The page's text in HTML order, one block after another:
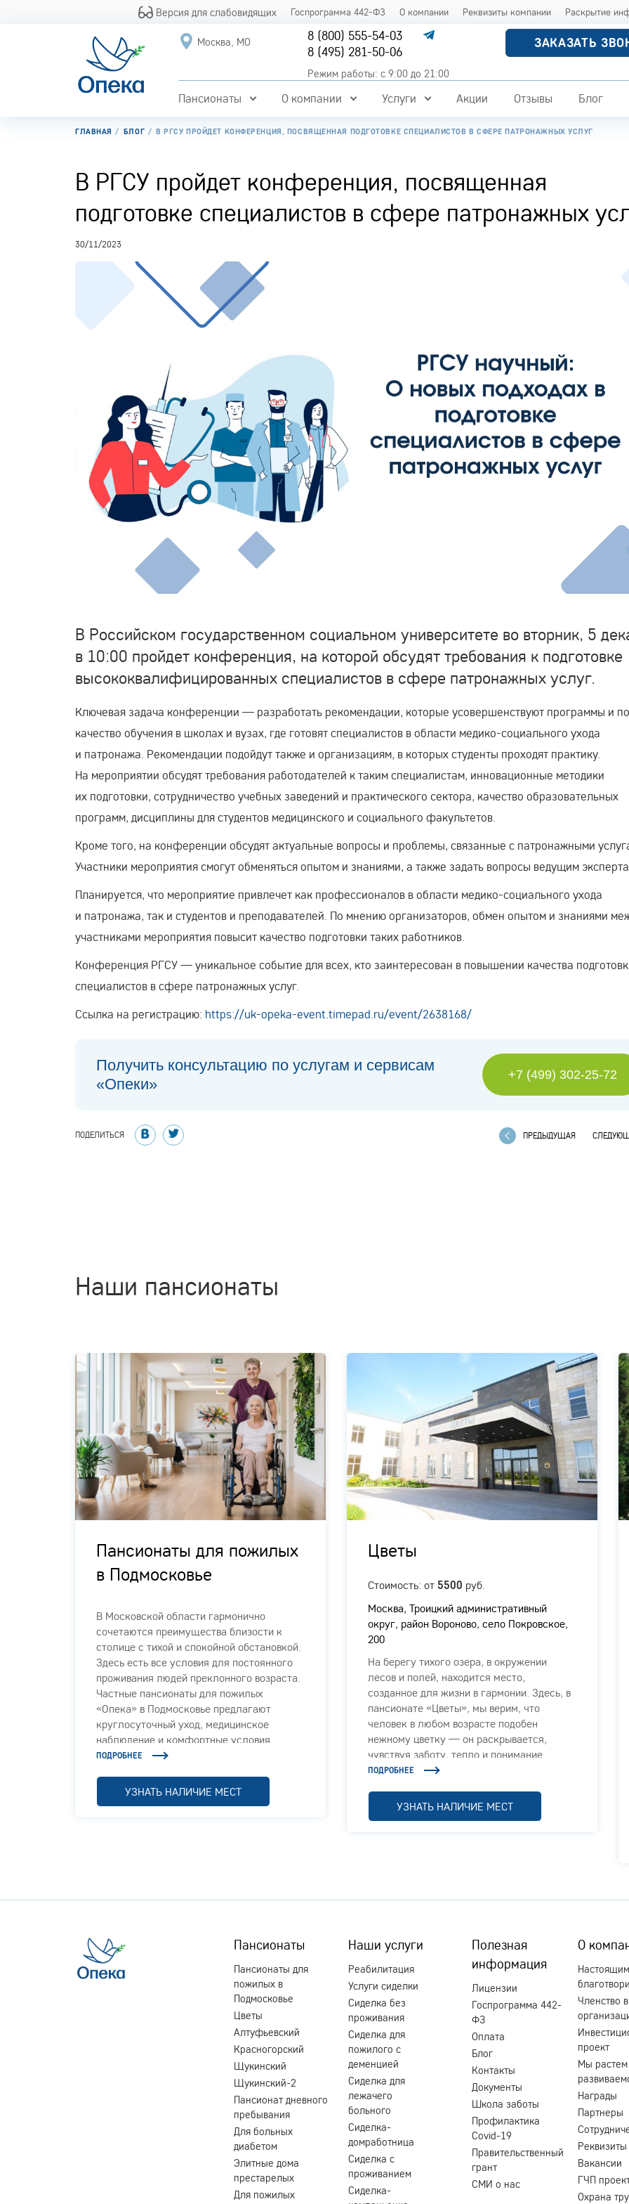
Версия для слабовидящих Госпрограмма 442-ФЗ О компании Реквизиты компании Раскрытие
Москва, МО
8 (800) 555-54-03
8 (495) 281-50-06
Режим работы: с 9:00 до 21:00
ЗАКАЗАТЬ
Пансионаты О компании Услуги Акции Отзывы Блог
ГЛАВНАЯ БЛОГ В РГСУ ПРОЙДЕТ КОНФЕРЕНЦИЯ, ПОСВЯЩЕННАЯ ПОДГОТОВКЕ СПЕЦИАЛИСТОВ В СФЕРЕ ПАТРОНАЖНЫХ УСЛУГ
В РГСУ пройдет конференция, посвященная
подготовке специалистов в сфере патронажных
30/11/2023
В Российском государственном социальном университете во вторник, 5
в 10:00 пройдет конференция, на которой обсудят требования к подготовке
высококвалифицированных специалистов в сфере патронажных услуг.
Ключевая задача конференции — разработать рекомендации, которые усовершенствуют программы и
качество обучения в школах и вузах, где готовят специалистов в области медико-социального ухода
и патронажа. Рекомендации подойдут также и организациям, в которых студенты проходят практику.
На мероприятии обсудят требования работодателей к таким специалистам, инновационные методики
их подготовки, сотрудничество учебных заведений и практического сектора, качество образовательных
программ, дисциплины для студентов медицинского и социального факультетов.
Кроме того, на конференции обсудят актуальные вопросы и проблемы, связанные с патронажными
Участники мероприятия смогут обменяться опытом и знаниями, а также задать вопросы ведущим
Планируется, что мероприятие привлечет как профессионалов в области медико-социального ухода
и патронажа, так и студентов и преподавателей. По мнению организаторов, обмен опытом и знаниями
участниками мероприятия повысит качество подготовки таких работников.
Конференция РГСУ — уникальное событие для всех, кто заинтересован в повышении качества
специалистов в сфере патронажных услуг.
Ссылка на регистрацию: https://uk-opeka-event.timepad.ru/event/2638168/
Получить консультацию по услугам и сервисам
«Опеки»
+7 (499) 302-25-72
ПОДЕЛИТЬСЯ ПРЕДЫДУЩАЯ
Наши пансионаты
Пансионаты для пожилых
в Подмосковье
В Московской области гармонично
сочетаются преимущества близости к
столице с тихой и спокойной обстановкой.
Здесь есть все условия для постоянного
проживания людей преклонного возраста.
Частные пансионаты для пожилых
«Опека» в Подмосковье предлагают
круглосуточный уход, медицинское
наблюдение и комфортные условия.
ПОДРОБНЕЕ
УЗНАТЬ НАЛИЧИЕ МЕСТ
Цветы
Стоимость: от 5500 руб.
Москва, Троицкий административный
округ, район Вороново, село Покровское,
200
На берегу тихого озера, в окружении
лесов и полей, находится место,
созданное для жизни в гармонии. Здесь, в
пансионате «Цветы», мы верим, что
человек в любом возрасте подобен
нежному цветку — он раскрывается,
чувствуя заботу, тепло и понимание.
ПОДРОБНЕЕ
УЗНАТЬ НАЛИЧИЕ МЕСТ
Пансионаты
Пансионаты для
пожилых в
Подмосковье
Цветы
Алтуфьевский
Красногорский
Щукинский
Щукинский-2
Пансионат дневного
пребывания
Для больных
диабетом
Элитные дома
престарелых
Для пожилых
Наши услуги
Реабилитация
Услуги сиделки
Сиделка без
проживания
Сиделка для
пожилого с
деменцией
Сиделка для
лежачего
больного
Сиделка-
домработница
Сиделка с
проживанием
Сиделка-
Полезная
информация
Лицензии
Госпрограмма 442-
ФЗ
Оплата
Блог
Контакты
Документы
Школа заботы
Профилактика
Covid-19
Правительственный
грант
СМИ о нас
О
Настоящим
Членство в
проект
Мы растем
Награды
Партнеры
Вакансии
ГЧП
Охрана